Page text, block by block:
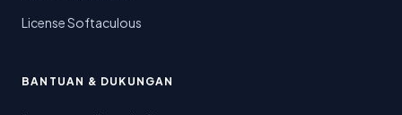
License Softaculous
BANTUAN & DUKUNGAN